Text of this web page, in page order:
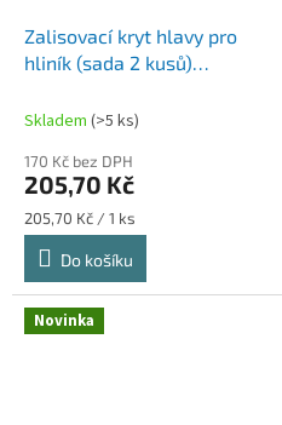
Zalisovací kryt hlavy pro
hliník (sada 2 kusů)
MO620
Skladem (>5 ks)
170 Kč bez DPH
205,70 Kč
Měrná
cena:
205,70 Kč / 1 ks
Do košíku
Novinka